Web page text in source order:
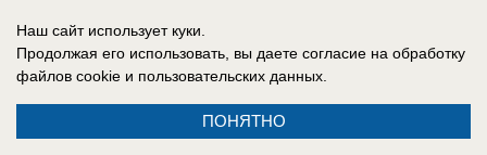
Реклама на сайте
Наш сайт использует куки.
Продолжая его использовать, вы даете согласие на обработку
файлов cookie и пользовательских данных.
ПОНЯТНО